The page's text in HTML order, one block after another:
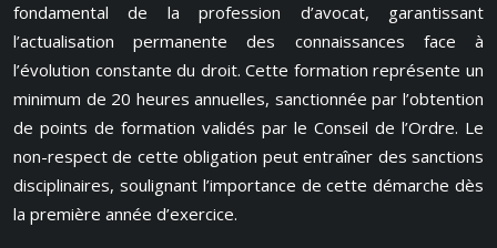
fondamental de la profession d’avocat, garantissant
l’actualisation permanente des connaissances face à
l’évolution constante du droit. Cette formation représente un
minimum de 20 heures annuelles, sanctionnée par l’obtention
de points de formation validés par le Conseil de l’Ordre. Le
non-respect de cette obligation peut entraîner des sanctions
disciplinaires, soulignant l’importance de cette démarche dès
la première année d’exercice.